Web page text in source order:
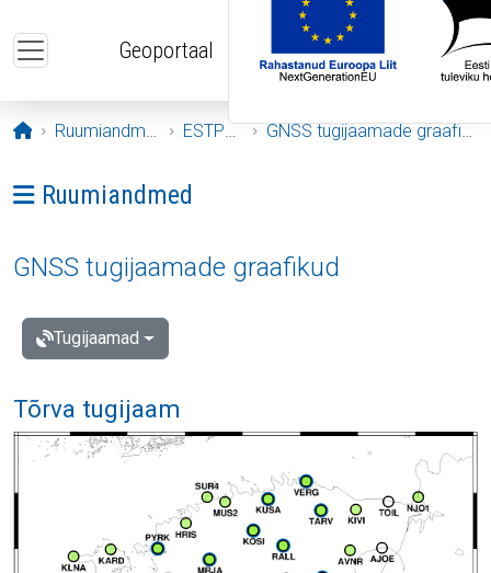
Geoportaal
Avaleht
Ruumiandmed ESTPOS GNSS tugijaamade graafikud
Ava menüü: Ruumiandmed
Ruumiandmed
GNSS tugijaamade graafikud
Tugijaamad
Tõrva tugijaam